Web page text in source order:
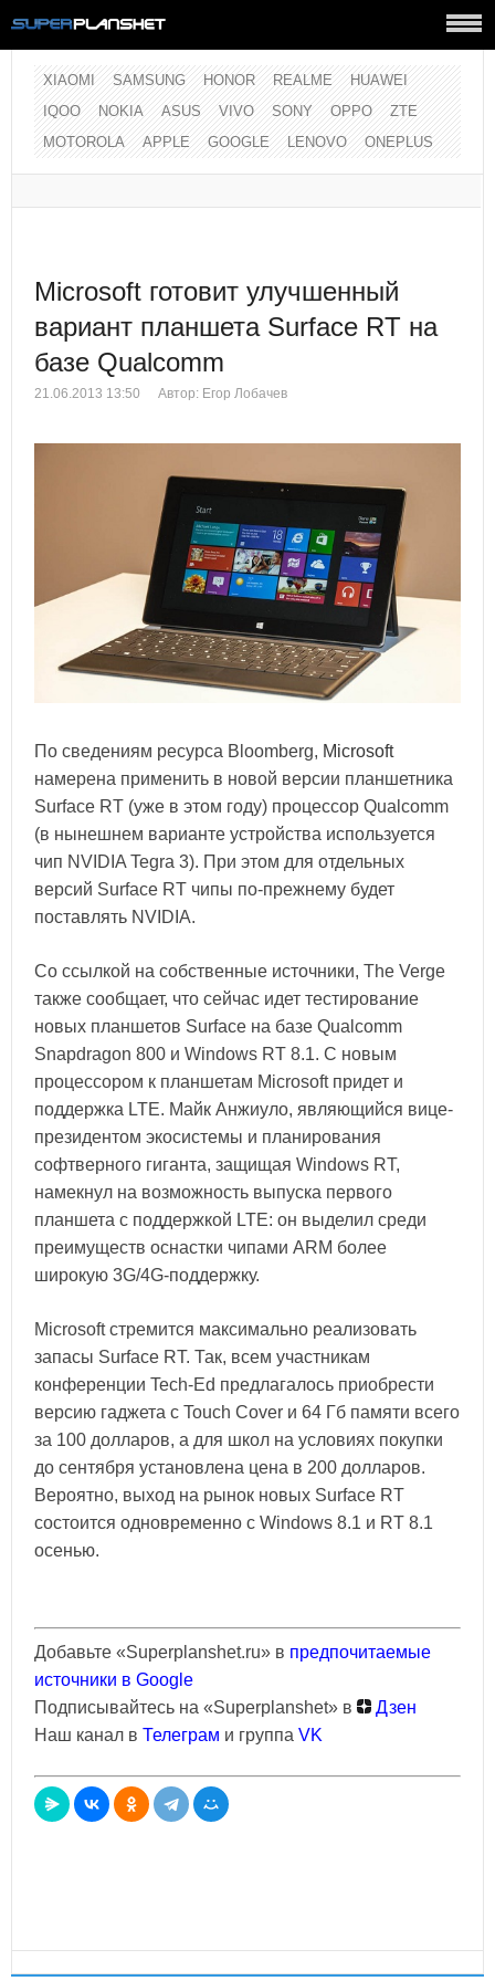
XIAOMI SAMSUNG HONOR REALME
HUAWEI
IQOO
NOKIA ASUS VIVO SONY OPPO
ZTE
MOTOROLA
APPLE GOOGLE LENOVO ONEPLUS
Microsoft готовит улучшенный
вариант планшета Surface RT на
базе Qualcomm
21.06.2013 13:50 Автор: Егор Лобачев
По сведениям ресурса Bloomberg, Microsoft
намерена применить в новой версии планшетника
Surface RT (уже в этом году) процессор Qualcomm
(в нынешнем варианте устройства используется
чип NVIDIA Tegra 3). При этом для отдельных
версий Surface RT чипы по-прежнему будет
поставлять NVIDIA.
Со ссылкой на собственные источники, The Verge
также сообщает, что сейчас идет тестирование
новых планшетов Surface на базе Qualcomm
Snapdragon 800 и Windows RT 8.1. С новым
процессором к планшетам Microsoft придет и
поддержка LTE. Майк Анжиуло, являющийся вице-
президентом экосистемы и планирования
софтверного гиганта, защищая Windows RT,
намекнул на возможность выпуска первого
планшета с поддержкой LTE: он выделил среди
преимуществ оснастки чипами ARM более
широкую 3G/4G-поддержку.
Microsoft стремится максимально реализовать
запасы Surface RT. Так, всем участникам
конференции Tech-Ed предлагалось приобрести
версию гаджета с Touch Cover и 64 Гб памяти всего
за 100 долларов, а для школ на условиях покупки
до сентября установлена цена в 200 долларов.
Вероятно, выход на рынок новых Surface RT
состоится одновременно с Windows 8.1 и RT 8.1
осенью.
Добавьте «Superplanshet.ru» в предпочитаемые
источники в Google
Подписывайтесь на «Superplanshet» в
Дзен
Наш канал в Телеграм и группа VK